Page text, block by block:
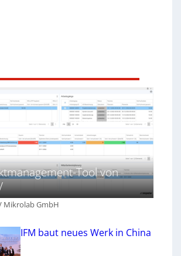
Tool von
Mikrolab GmbH
IFM baut neues Werk in China